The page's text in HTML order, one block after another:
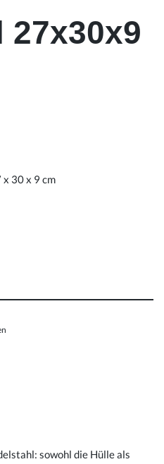
27x30x9
x 30 x 9 cm
sowohl die Hülle als